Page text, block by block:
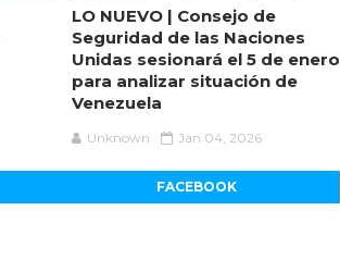
LO NUEVO | Consejo de
Seguridad de las Naciones
Unidas sesionará el 5 de enero
para analizar situación de
Venezuela
Unknown Jan 04, 2026
FACEBOOK